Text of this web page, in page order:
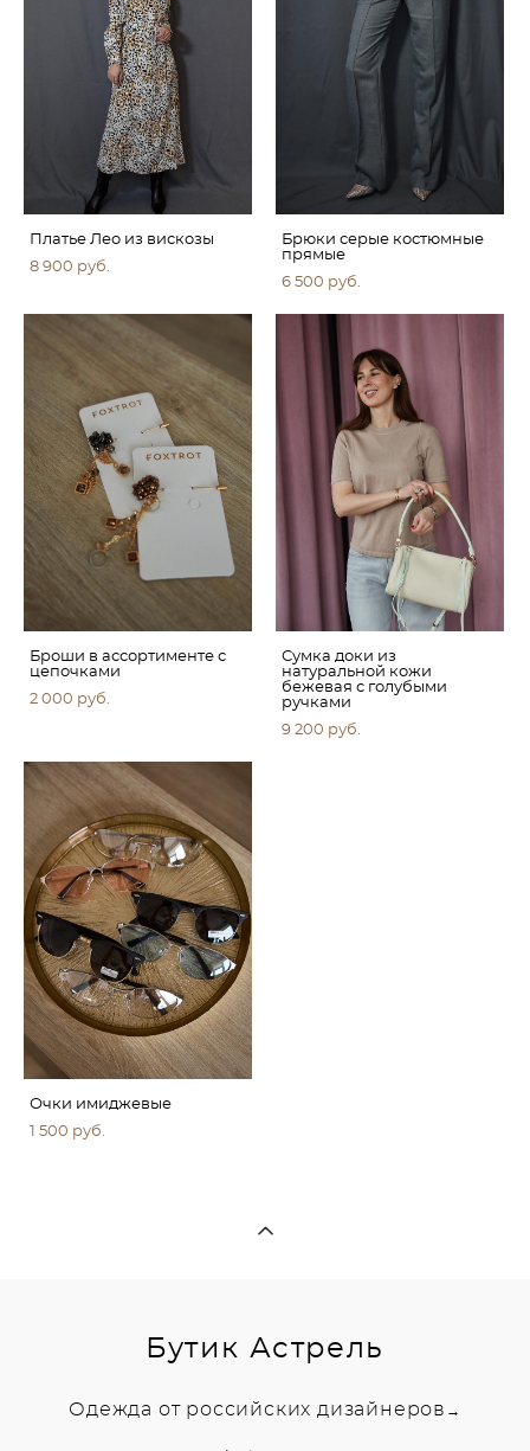
Платье Лео из вискозы
8 900 pуб.
Брюки серые костюмные
прямые
6 500 pуб.
Броши в ассортименте с
цепочками
2 000 pуб.
Сумка доки из
натуральной кожи
бежевая с голубыми
ручками
9 200 pуб.
Очки имиджевые
1 500 pуб.
Бутик Астрель
Одежда от российских дизайнеров →